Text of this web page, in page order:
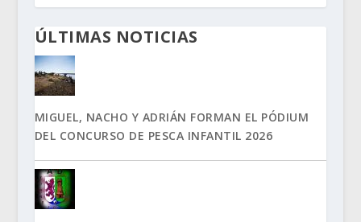
ÚLTIMAS NOTICIAS
MIGUEL, NACHO Y ADRIÁN FORMAN EL PÓDIUM
DEL CONCURSO DE PESCA INFANTIL 2026